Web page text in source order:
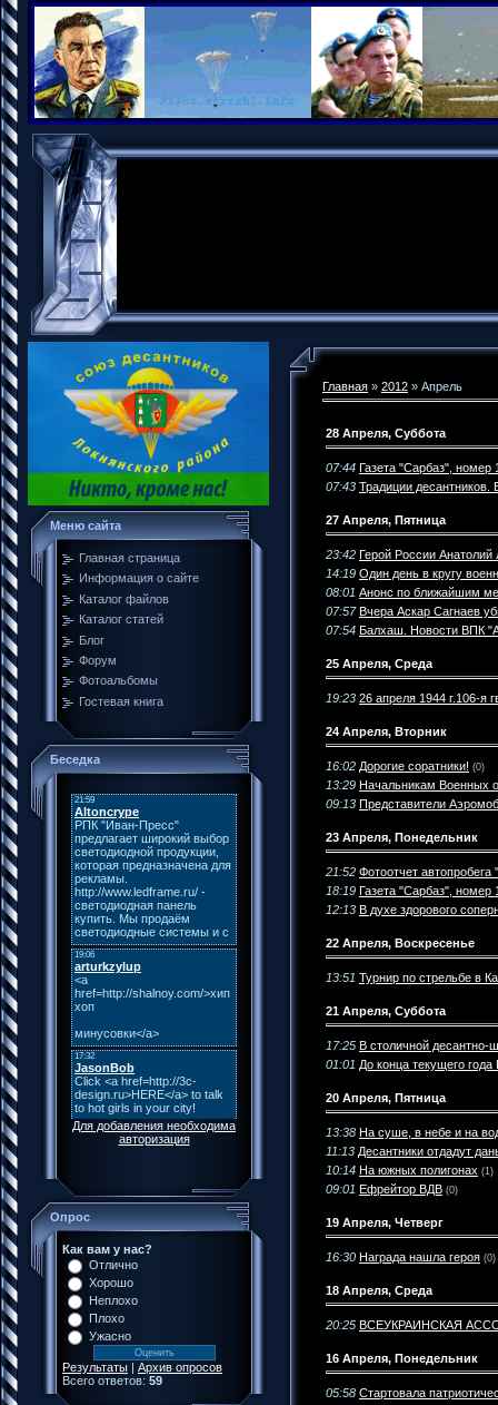
Меню сайта
Главная страница
Информация о сайте
Каталог файлов
Каталог статей
Блог
Форум
Фотоальбомы
Гостевая книга
Беседка
Для добавления необходима
авторизация
Опрос
Как вам у нас?
Отлично
Хорошо
Неплохо
Плохо
Ужасно
Результаты | Архив опросов
Всего ответов: 59
Главная » 2012 » Апрель
28 Апреля, Суббота
07:44 Газета "Сарбаз", номер
07:43 Традиции десантников.
27 Апреля, Пятница
23:42 Герой России
14:19 Один день в кругу
08:01 Анонс по ближайшим
07:57 Вчера Аскар Сагнаев
07:54 Балхаш. Новости ВПК
25 Апреля, Среда
19:23 26 апреля 1944 г.106-я
24 Апреля, Вторник
16:02 Дорогие соратники! (0)
13:29 Начальникам Военных
09:13 Представители
23 Апреля, Понедельник
21:52 Фотоотчет
18:19 Газета "Сарбаз", номер
12:13 В духе здорового
22 Апреля, Воскресенье
13:51 Турнир по стрельбе в
21 Апреля, Суббота
17:25 В столичной десантно-
01:01 До конца текущего
20 Апреля, Пятница
13:38 На суше, в небе и на
11:13 Десантники отдадут
10:14 На южных полигонах (1)
09:01 Ефрейтор ВДВ (0)
19 Апреля, Четверг
16:30 Награда нашла героя (0)
18 Апреля, Среда
20:25 ВСЕУКРАИНСКАЯ
16 Апреля, Понедельник
05:58 Стартовала